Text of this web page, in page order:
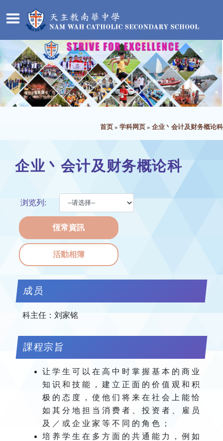
首页 » 学科网页 » 企业丶会计及财务概论科
企业丶会计及财务概论科
浏览列:
恆常資訊
活動相簿
成员
科主任：刘家铭
課程宗旨
让 学 生 可 以 在 高 中 时 掌 握 基 本 的 商 业
知 识 和 技 能 ， 建 立 正 面 的 价 值 观 和 积
极 的 态 度 ， 使 他 们 将 来 在 社 会 上 能 恰
如 其 分 地 担 当 消 费 者 、 投 资 者 、 雇 员
及 ／ 或 企 业 家 等 不 同 的 角 色 ；
培 养 学 生 在 多 方 面 的 共 通 能 力 ， 例 如